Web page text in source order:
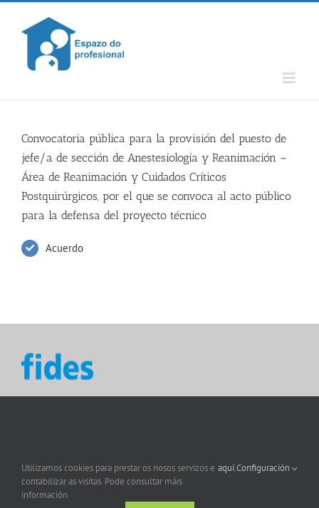
Skip
content
Convocatoria pública para la provisión del puesto de
jefe/a de sección de Anestesiología y Reanimación –
Área de Reanimación y Cuidados Críticos
Postquirúrgicos, por el que se convoca al acto público
para la defensa del proyecto técnico
Acuerdo
Utilizamos cookies para prestar os nosos servizos e
contabilizar as visitas. Pode consultar máis
información
aquí.Configuración